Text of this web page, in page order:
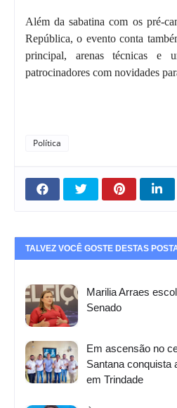
Além da sabatina com os pré-
República, o evento conta
principal, arenas técnicas e
patrocinadores com novidades
Política
TALVEZ VOCÊ GOSTE DESTAS
Marilia Arraes
Senado
Em ascensão no
Santana conquista
em Trindade